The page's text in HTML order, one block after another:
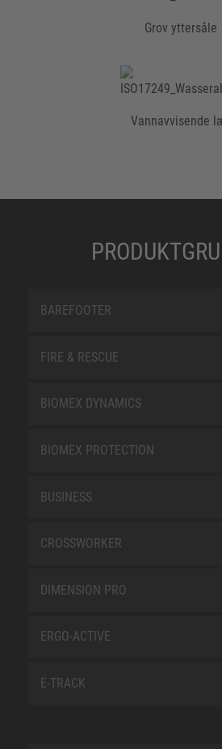
Grov yttersåle
Vannavvisende
BAREFOOTER
FIRE & RESCUE
BIOMEX DYNAMICS
BIOMEX PROTECTION
BUSINESS
CROSSWORKER
DIMENSION PRO
ERGO-ACTIVE
E-TRACK